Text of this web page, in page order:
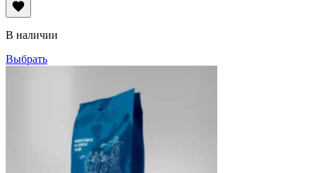
В наличии
Выбрать